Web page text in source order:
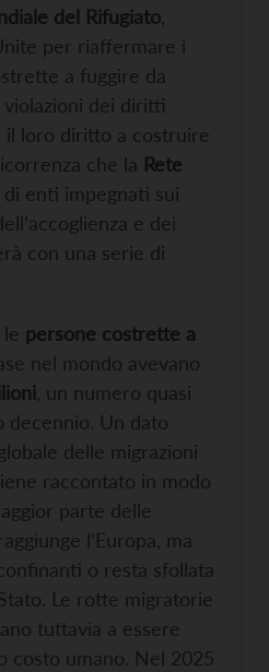
del Rifugiato
per riaffermare i
a fuggire da
dei diritti
il loro diritto a costruire
che la Rete
di enti impegnati sui
e dei
con una serie di
persone costrette a
nel mondo avevano
, un numero quasi
decennio. Un dato
delle migrazioni
raccontato in modo
parte delle
l’Europa, ma
o resta sfollata
Le rotte migratorie
tuttavia a essere
costo umano. Nel 2025